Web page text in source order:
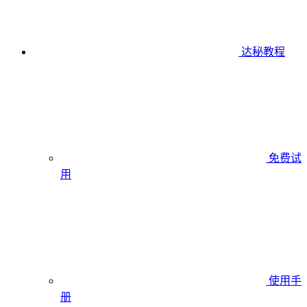
达秘教程
免费试
用
使用手
册